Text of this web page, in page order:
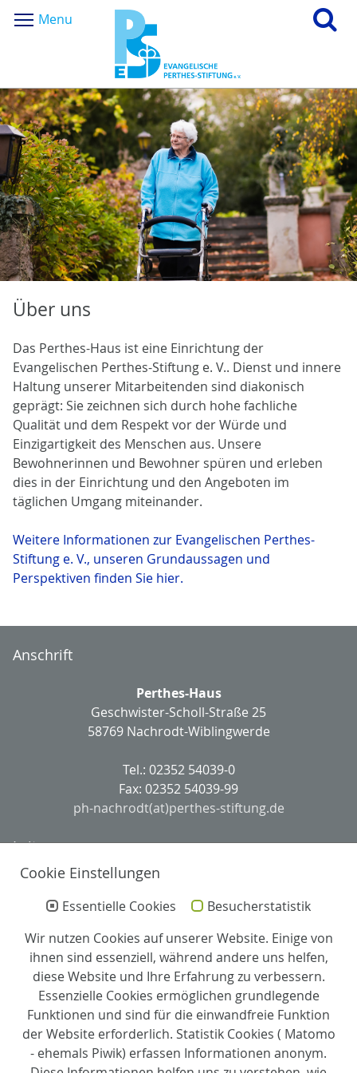
Menu
Über uns
Das Perthes-Haus ist eine Einrichtung der
Evangelischen Perthes-Stiftung e. V.. Dienst und innere
Haltung unserer Mitarbeitenden sind diakonisch
geprägt: Sie zeichnen sich durch hohe fachliche
Qualität und dem Respekt vor der Würde und
Einzigartigkeit des Menschen aus. Unsere
Bewohnerinnen und Bewohner spüren und erleben
dies in der Einrichtung und den Angeboten im
täglichen Umgang miteinander.
Weitere Informationen zur Evangelischen Perthes-
Stiftung e. V., unseren Grundaussagen und
Perspektiven finden Sie hier.
Anschrift
Perthes-Haus
Geschwister-Scholl-Straße 25
58769 Nachrodt-Wiblingwerde
Tel.: 02352 54039-0
Fax: 02352 54039-99
ph-nachrodt(at)perthes-stiftung.de
Leitung
Anja Fellechner
Stellv. Leitung und Pflegedienstleitung:
Madita Köpke
Zertifizierung
Partner
Cookie Einstellungen
Essentielle Cookies
Besucherstatistik
Wir nutzen Cookies auf unserer Website. Einige von
ihnen sind essenziell, während andere uns helfen,
diese Website und Ihre Erfahrung zu verbessern.
Essenzielle Cookies ermöglichen grundlegende
Funktionen und sind für die einwandfreie Funktion
der Website erforderlich. Statistik Cookies ( Matomo
- ehemals Piwik) erfassen Informationen anonym.